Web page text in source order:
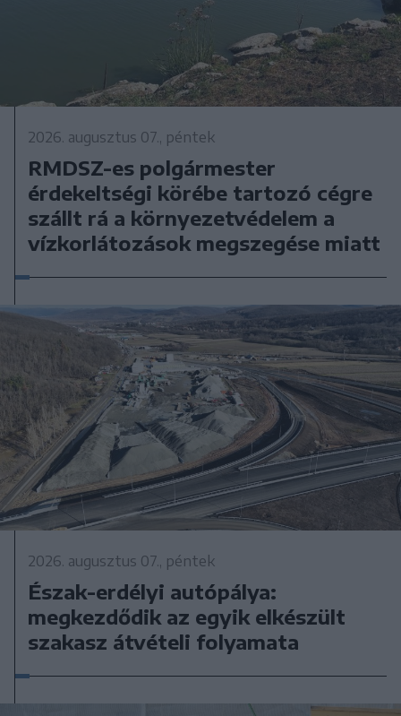
2026. augusztus 07., péntek
RMDSZ-es polgármester
érdekeltségi körébe tartozó cégre
szállt rá a környezetvédelem a
vízkorlátozások megszegése miatt
2026. augusztus 07., péntek
Észak-erdélyi autópálya:
megkezdődik az egyik elkészült
szakasz átvételi folyamata